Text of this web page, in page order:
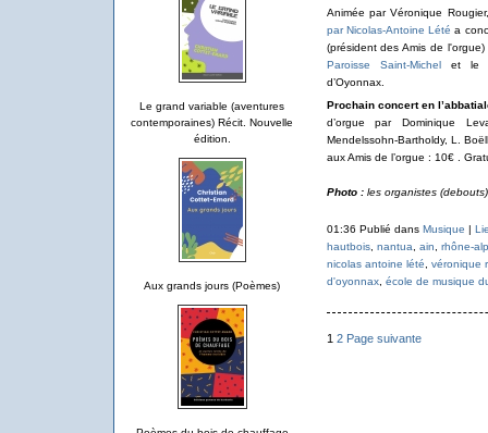
Le grand variable (aventures
contemporaines) Récit. Nouvelle
édition.
Aux grands jours (Poèmes)
Animée par Véronique
par Nicolas-Antoine Lété a
(président des Amis de
Paroisse Saint-Michelet le
d’Oyonnax.
Prochain concert en
d’orgue par Dominique
Mendelssohn-Bartholdy, L.
aux Amis de l’orgue : 10€ .
Photo :les organistes
01:36 Publié dans Musique |
hautbois, nantua ain
rhône-
nicolas antoine lété
véronique
d'oyonnax, école de musique
1 2 Page suivante